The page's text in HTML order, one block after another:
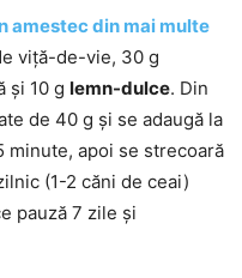
amestec din mai multe
viță-de-vie, 30 g
și 10 g lemn-dulce. Din
de 40 g și se adaugă la
minute, apoi se strecoară
(1-2 căni de ceai)
pauză 7 zile și